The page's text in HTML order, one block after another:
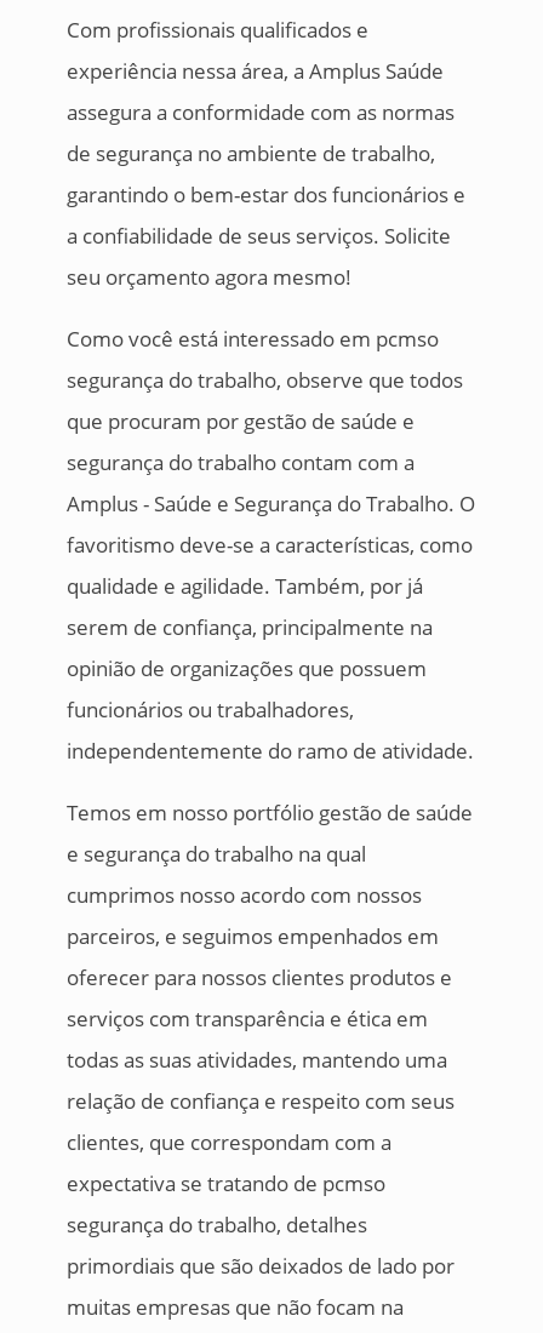
Com profissionais qualificados e
experiência nessa área, a Amplus Saúde
assegura a conformidade com as normas
de segurança no ambiente de trabalho,
garantindo o bem-estar dos funcionários e
a confiabilidade de seus serviços. Solicite
seu orçamento agora mesmo!
Como você está interessado em pcmso
segurança do trabalho, observe que todos
que procuram por gestão de saúde e
segurança do trabalho contam com a
Amplus - Saúde e Segurança do Trabalho. O
favoritismo deve-se a características, como
qualidade e agilidade. Também, por já
serem de confiança, principalmente na
opinião de organizações que possuem
funcionários ou trabalhadores,
independentemente do ramo de atividade.
Temos em nosso portfólio gestão de saúde
e segurança do trabalho na qual
cumprimos nosso acordo com nossos
parceiros, e seguimos empenhados em
oferecer para nossos clientes produtos e
serviços com transparência e ética em
todas as suas atividades, mantendo uma
relação de confiança e respeito com seus
clientes, que correspondam com a
expectativa se tratando de pcmso
segurança do trabalho, detalhes
primordiais que são deixados de lado por
muitas empresas que não focam na